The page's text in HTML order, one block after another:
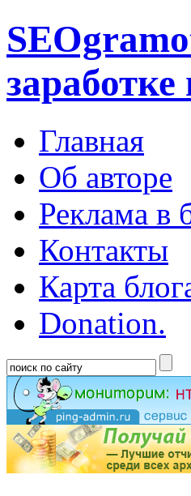
Главная
Об авторе
Реклама в
Контакты
Карта
Donation.